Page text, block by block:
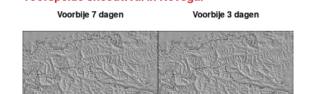
Voorbije 7 dagen Voorbije 3 dagen